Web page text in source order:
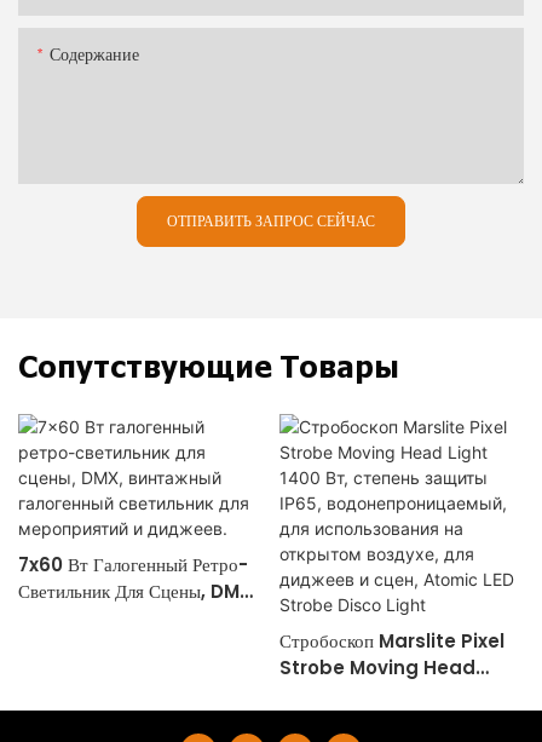
Содержание
ОТПРАВИТЬ ЗАПРОС СЕЙЧАС
Сопутствующие Товары
7x60 Вт Галогенный Ретро-
Светильник Для Сцены, DMX,
Стробоскоп Marslite Pixel
Strobe Moving Head